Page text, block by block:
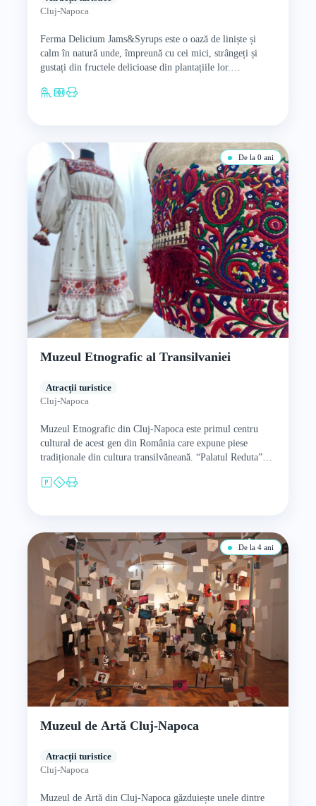
Cluj-Napoca
Ferma Delicium Jams&Syrups este o oază de liniște și
calm în natură unde, împreună cu cei mici, strângeți și
gustați din fructele delicioase din plantațiile lor.…
De la 0 ani
Muzeul Etnografic al Transilvaniei
Atracții turistice
Cluj-Napoca
Muzeul Etnografic din Cluj-Napoca este primul centru
cultural de acest gen din România care expune piese
tradiționale din cultura transilvăneană. “Palatul Reduta”
De la 4 ani
Muzeul de Artă Cluj-Napoca
Atracții turistice
Cluj-Napoca
Muzeul de Artă din Cluj-Napoca găzduiește unele dintre